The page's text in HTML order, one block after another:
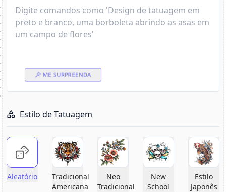
ME SURPREENDA
Estilo de Tatuagem
Aleatório
Tradicional
Americana
Neo
Tradicional
New
School
Estilo
Japonês